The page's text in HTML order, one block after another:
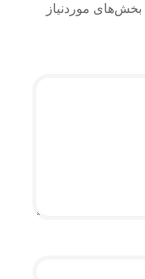
بخش‌های موردنیاز